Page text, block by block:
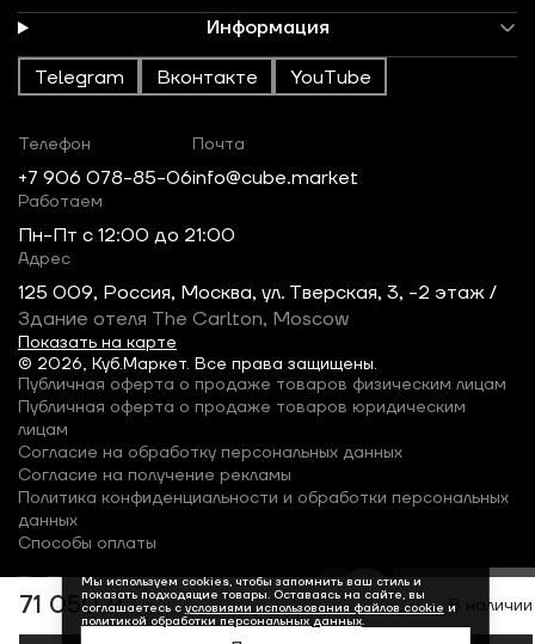
71 050 ₽ В наличии
Информация
Telegram Вконтакте YouTube
© 2026, Куб.Маркет. Все права защищены.
Телефон
+7 906 078-85-06
Почта
info@cube.market
Работаем
Пн-Пт c 12:00 до 21:00
Адрес
125 009, Россия, Москва, ул. Тверская, 3, -2 этаж /
Здание отеля The Carlton, Moscow
Показать на карте
Публичная оферта о продаже товаров физическим лицам
Публичная оферта о продаже товаров юридическим
лицам
Согласие на обработку персональных данных
Согласие на получение рекламы
Политика конфиденциальности и обработки персональных
данных
Способы оплаты
Мы используем cookies, чтобы запомнить ваш стиль и
показать подходящие товары. Оставаясь на сайте, вы
соглашаетесь с условиями использования файлов cookie и
политикой обработки персональных данных.